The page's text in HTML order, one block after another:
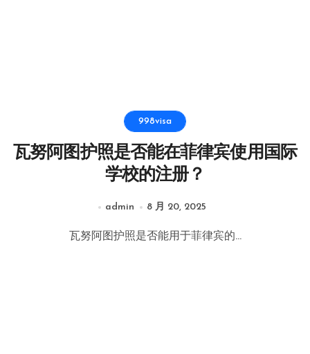
998visa
瓦努阿图护照是否能在菲律宾使用国际
学校的注册？
admin 8 月 20, 2025
瓦努阿图护照是否能用于菲律宾的...